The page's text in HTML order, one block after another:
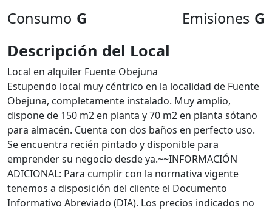
Consumo G Emisiones G
Descripción del Local
Local en alquiler Fuente Obejuna
Estupendo local muy céntrico en la localidad de Fuente
Obejuna, completamente instalado. Muy amplio,
dispone de 150 m2 en planta y 70 m2 en planta sótano
para almacén. Cuenta con dos baños en perfecto uso.
Se encuentra recién pintado y disponible para
emprender su negocio desde ya.~~INFORMACIÓN
ADICIONAL: Para cumplir con la normativa vigente
tenemos a disposición del cliente el Documento
Informativo Abreviado (DIA). Los precios indicados no